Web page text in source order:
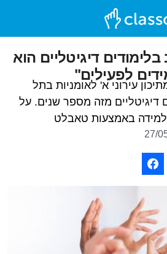
דיגיטליים הוא
לפעילים"
עירוני א' לאומניות בתל
דיגיטליים מזה מספר שנים. על
באמצעות טאבלט
27/